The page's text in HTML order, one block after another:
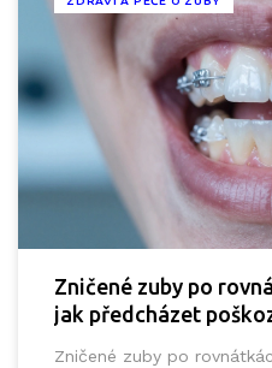
Zničené zuby po
jak předcházet
Zničené zuby po